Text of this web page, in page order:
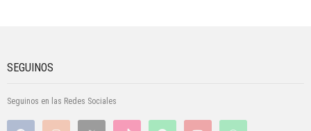
SEGUINOS
Seguinos en las Redes Sociales